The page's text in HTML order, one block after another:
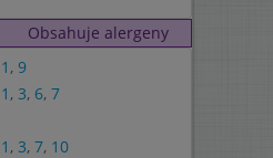
Obsahuje alergeny
1 , 9
1 , 3, 6, 7
1 , 3, 7, 10